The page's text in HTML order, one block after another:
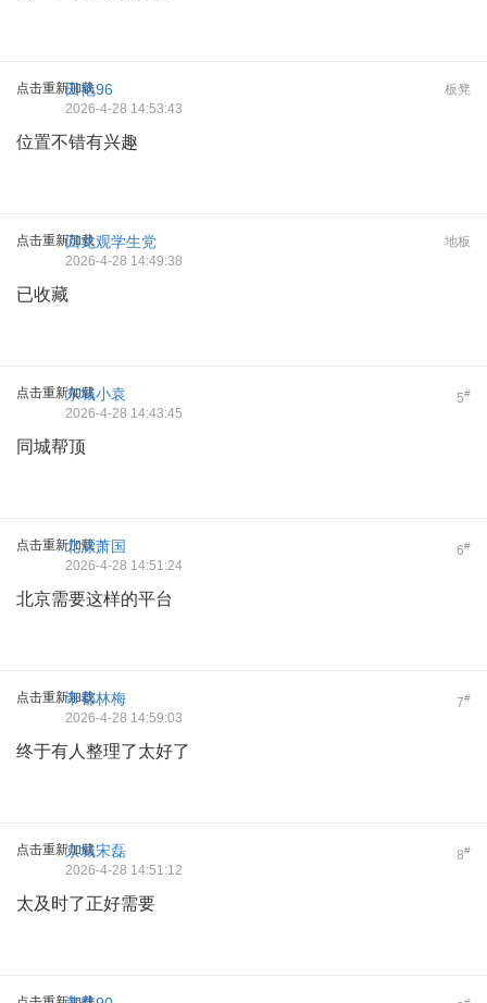
点击重新加载 板凳
田艳96
2026-4-28 14:53:43
位置不错有兴趣
点击重新加载 地板
回龙观学生党
2026-4-28 14:49:38
已收藏
点击重新加载 5#
东城小袁
2026-4-28 14:43:45
同城帮顶
点击重新加载 6#
北漂萧国
2026-4-28 14:51:24
北京需要这样的平台
点击重新加载 7#
帝都林梅
2026-4-28 14:59:03
终于有人整理了太好了
点击重新加载 8#
京城宋磊
2026-4-28 14:51:12
太及时了正好需要